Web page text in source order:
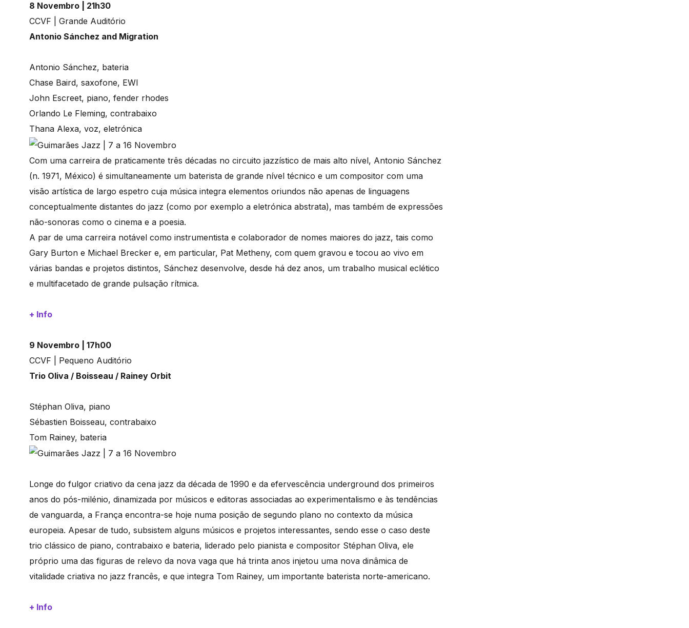
8 Novembro | 21h30
CCVF | Grande Auditório
Antonio Sánchez and Migration
Antonio Sánchez, bateria
Chase Baird, saxofone, EWI
John Escreet, piano, fender rhodes
Orlando Le Fleming, contrabaixo
Thana Alexa, voz, eletrónica
Com uma carreira de praticamente três décadas no circuito jazzístico de mais alto nível, Antonio Sánchez
(n. 1971, México) é simultaneamente um baterista de grande nível técnico e um compositor com uma
visão artística de largo espetro cuja música integra elementos oriundos não apenas de linguagens
conceptualmente distantes do jazz (como por exemplo a eletrónica abstrata), mas também de expressões
não-sonoras como o cinema e a poesia.
A par de uma carreira notável como instrumentista e colaborador de nomes maiores do jazz, tais como
Gary Burton e Michael Brecker e, em particular, Pat Metheny, com quem gravou e tocou ao vivo em
várias bandas e projetos distintos, Sánchez desenvolve, desde há dez anos, um trabalho musical eclético
e multifacetado de grande pulsação rítmica.
+ Info
9 Novembro | 17h00
CCVF | Pequeno Auditório
Trio Oliva / Boisseau / Rainey Orbit
Stéphan Oliva, piano
Sébastien Boisseau, contrabaixo
Tom Rainey, bateria
Longe do fulgor criativo da cena jazz da década de 1990 e da efervescência underground dos primeiros
anos do pós-milénio, dinamizada por músicos e editoras associadas ao experimentalismo e às tendências
de vanguarda, a França encontra-se hoje numa posição de segundo plano no contexto da música
europeia. Apesar de tudo, subsistem alguns músicos e projetos interessantes, sendo esse o caso deste
trio clássico de piano, contrabaixo e bateria, liderado pelo pianista e compositor Stéphan Oliva, ele
próprio uma das figuras de relevo da nova vaga que há trinta anos injetou uma nova dinâmica de
vitalidade criativa no jazz francês, e que integra Tom Rainey, um importante baterista norte-americano.
+ Info